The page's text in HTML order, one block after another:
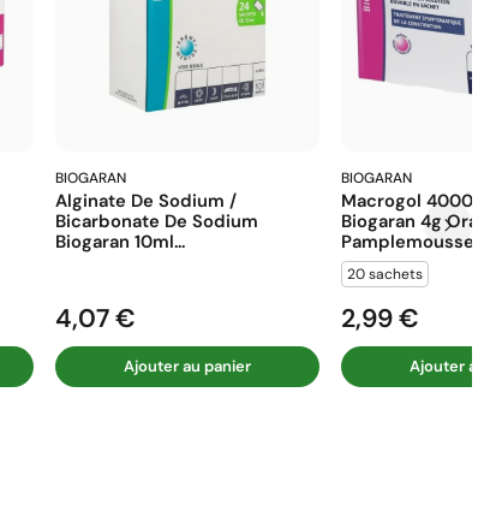
BIOGARAN
Alginate De Sodium /
Bicarbonate De Sodium
Biogaran 10ml...
Prix
4,07 €
Ajouter au panier
BIOGARAN
Macrogol 4000
Biogaran 4g
Pamplemousse...
20 sachets
Prix
2,99 €
Ajouter au